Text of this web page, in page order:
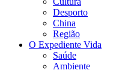
Desporto
China
Região
O Expediente Vida
Saúde
Ambiente